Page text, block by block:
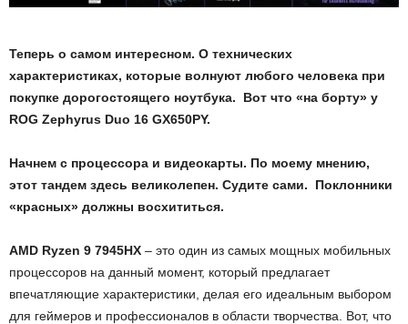
Теперь о самом интересном. О технических
характеристиках, которые волнуют любого человека при
покупке дорогостоящего ноутбука. Вот что «на борту» у
ROG Zephyrus Duo 16 GX650PY.
Начнем с процессора и видеокарты. По моему мнению,
этот тандем здесь великолепен. Судите сами. Поклонники
«красных» должны восхититься.
AMD Ryzen 9 7945HX – это один из самых мощных мобильных
процессоров на данный момент, который предлагает
впечатляющие характеристики, делая его идеальным выбором
для геймеров и профессионалов в области творчества. Вот, что